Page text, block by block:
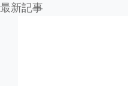
最新記事